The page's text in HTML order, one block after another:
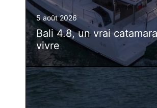
5 août 2026
Bali 4.8, un vrai
vivre